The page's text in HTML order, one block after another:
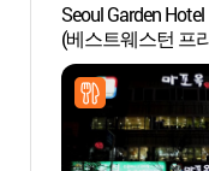
Seoul Garden Hotel
(베스트웨스턴 프
서울가든호텔)